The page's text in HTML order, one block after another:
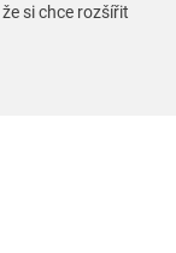
si chce rozšířit